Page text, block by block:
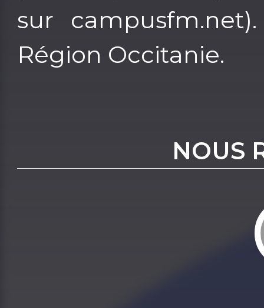
sur
Région Occitanie.
NOUS